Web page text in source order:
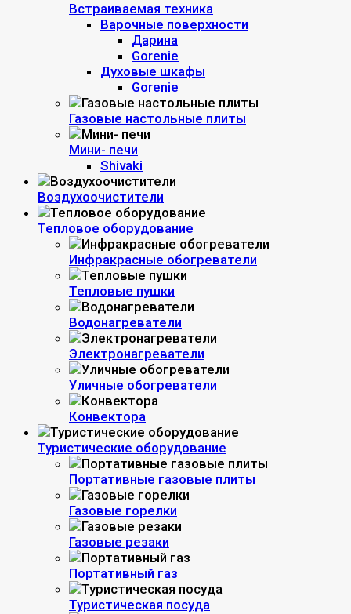
Встраиваемая техника
Варочные поверхности
Дарина
Gorenie
Духовые шкафы
Gorenie
Газовые настольные плиты
Мини- печи
Shivaki
Воздухоочистители
Тепловое оборудование
Инфракрасные обогреватели
Тепловые пушки
Водонагреватели
Электронагреватели
Уличные обогреватели
Конвектора
Туристические оборудование
Портативные газовые плиты
Газовые горелки
Газовые резаки
Портативный газ
Туристическая посуда